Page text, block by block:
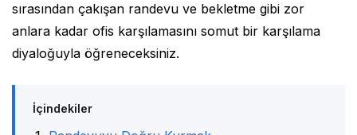
sırasından çakışan randevu ve bekletme gibi zor
anlara kadar ofis karşılamasını somut bir karşılama
diyaloğuyla öğreneceksiniz.
İçindekiler